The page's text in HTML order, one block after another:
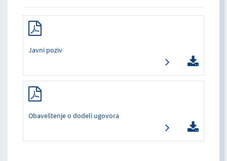
Javni poziv
Obaveštenje o dodeli ugovora